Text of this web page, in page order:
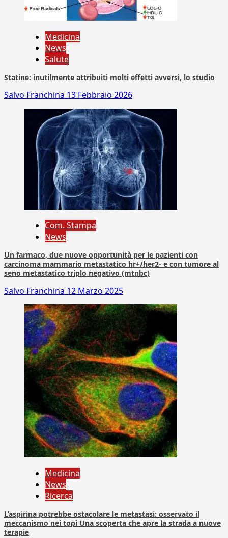
Medicina
News
Salute
Statine: inutilmente attribuiti molti effetti avversi, lo studio
Salvo Franchina 13 Febbraio 2026
Com. Stampa
News
Un farmaco, due nuove opportunità per le pazienti con
carcinoma mammario metastatico hr+/her2- e con tumore al
seno metastatico triplo negativo (mtnbc)
Salvo Franchina 12 Marzo 2025
Medicina
News
Ricerca
L’aspirina potrebbe ostacolare le metastasi: osservato il
meccanismo nei topi Una scoperta che apre la strada a nuove
terapie